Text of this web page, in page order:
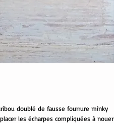
doublé de fausse fourrure minky
les écharpes compliquées à nouer